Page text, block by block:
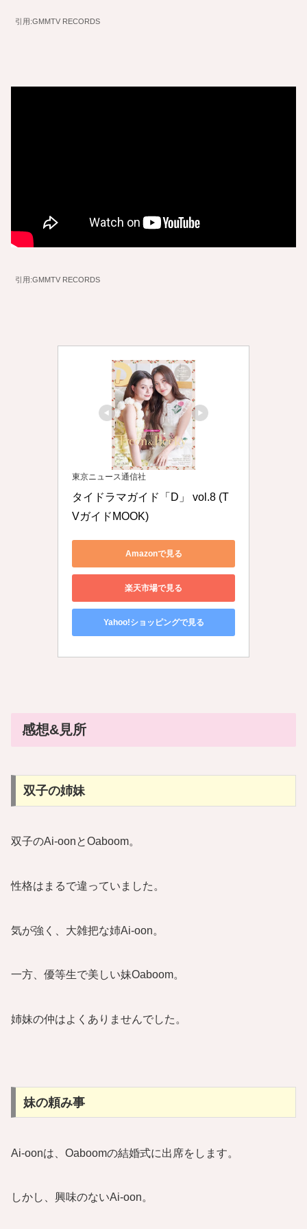
引用:GMMTV RECORDS
引用:GMMTV RECORDS
東京ニュース通信社
タイドラマガイド「D」 vol.8 (T
VガイドMOOK)
Amazonで見る
楽天市場で見る
Yahoo!ショッピングで見る
感想&見所
双子の姉妹
双子のAi-oonとOaboom。
性格はまるで違っていました。
気が強く、大雑把な姉Ai-oon。
一方、優等生で美しい妹Oaboom。
姉妹の仲はよくありませんでした。
妹の頼み事
Ai-oonは、Oaboomの結婚式に出席をします。
しかし、興味のないAi-oon。